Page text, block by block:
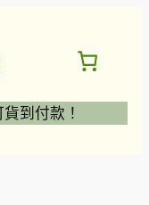
到付款！